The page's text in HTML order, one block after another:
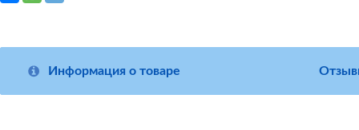
Информация о товаре